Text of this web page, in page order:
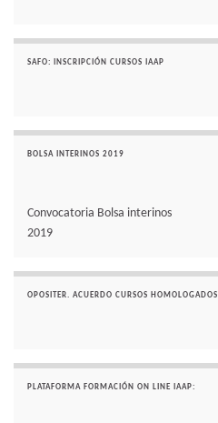
SAFO: INSCRIPCIÓN CURSOS IAAP
BOLSA INTERINOS 2019
Convocatoria Bolsa interinos
2019
OPOSITER. ACUERDO CURSOS HOMOLOGADOS
PLATAFORMA FORMACIÓN ON LINE IAAP: